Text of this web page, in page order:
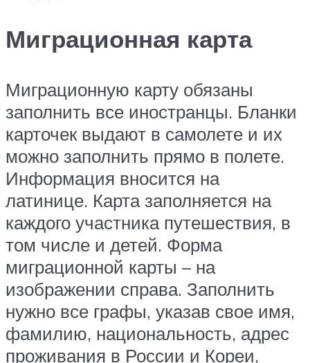
Миграционная карта
Миграционную карту обязаны
заполнить все иностранцы. Бланки
карточек выдают в самолете и их
можно заполнить прямо в полете.
Информация вносится на
латинице. Карта заполняется на
каждого участника путешествия, в
том числе и детей. Форма
миграционной карты – на
изображении справа. Заполнить
нужно все графы, указав свое имя,
фамилию, национальность, адрес
проживания в России и Кореи,